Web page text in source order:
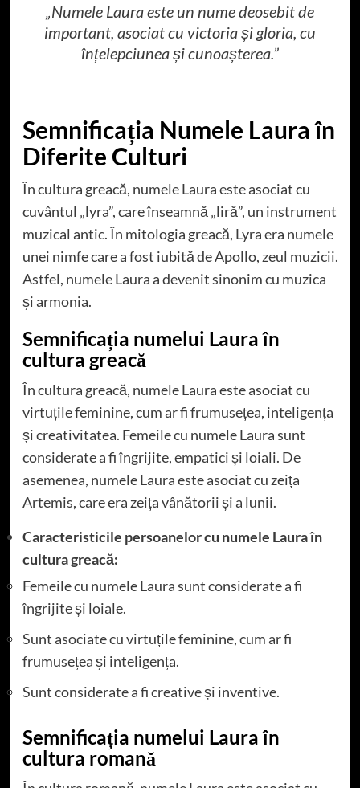
„Numele Laura este un nume deosebit de
important, asociat cu victoria și gloria, cu
înțelepciunea și cunoașterea.”
Semnificația Numele Laura în
Diferite Culturi
În cultura greacă, numele Laura este asociat cu
cuvântul „lyra”, care înseamnă „liră”, un instrument
muzical antic. În mitologia greacă, Lyra era numele
unei nimfe care a fost iubită de Apollo, zeul muzicii.
Astfel, numele Laura a devenit sinonim cu muzica
și armonia.
Semnificația numelui Laura în
cultura greacă
În cultura greacă, numele Laura este asociat cu
virtuțile feminine, cum ar fi frumusețea, inteligența
și creativitatea. Femeile cu numele Laura sunt
considerate a fi îngrijite, empatici și loiali. De
asemenea, numele Laura este asociat cu zeița
Artemis, care era zeița vânătorii și a lunii.
Caracteristicile persoanelor cu numele Laura în
cultura greacă:
Femeile cu numele Laura sunt considerate a fi
îngrijite și loiale.
Sunt asociate cu virtuțile feminine, cum ar fi
frumusețea și inteligența.
Sunt considerate a fi creative și inventive.
Semnificația numelui Laura în
cultura romană